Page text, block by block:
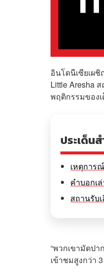
อินโดนีเซียเผ
Little Aresha
พฤติกรรมของ
ประเด็น
เหตุการ
คำบอกเ
สถานรับ
“พวกเขามัดป
เข้าชมสูงกว่า